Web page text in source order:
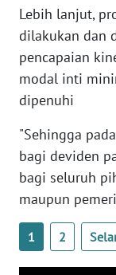
Lebih lanjut,
dilakukan dan
pencapaian
modal inti
dipenuhi
"Sehingga
bagi deviden
bagi seluruh
maupun
1 2
WN
SULTENG
SULBAR
WN
BABEL
WN
SUMBAR
WN